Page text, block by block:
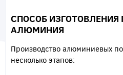
СПОСОБ ИЗГОТОВЛЕНИЯ
АЛЮМИНИЯ
Производство алюминиевых
несколько этапов: